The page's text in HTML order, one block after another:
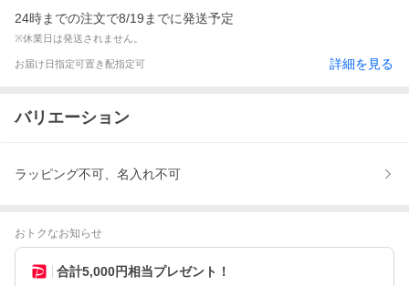
24時までの注文で8/19までに発送予定
※休業日は発送されません。
お届け日指定可置き配指定可 詳細を見る
バリエーション
ラッピング不可、名入れ不可
おトクなお知らせ
合計5,000円相当プレゼント！